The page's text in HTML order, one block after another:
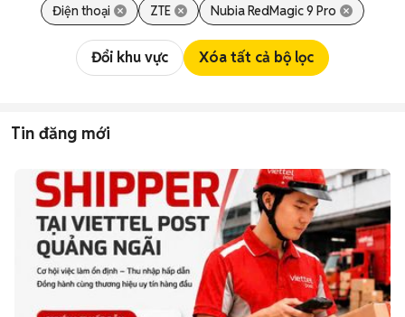
Điện thoại ZTE Nubia RedMagic 9 Pro
Đổi khu vực Xóa tất cả bộ lọc
Tin đăng mới